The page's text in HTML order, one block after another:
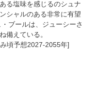
る塩味を感じるのシュナ
シャルのある非常に有望
ブールは、ジューシーさ
備えている。
頃予想2027-2055年]